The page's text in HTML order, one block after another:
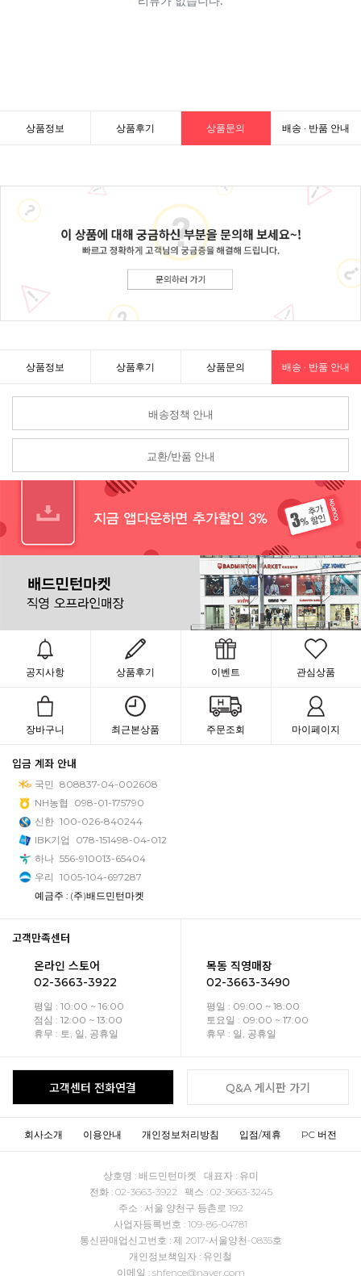
상품정보 상품후기 상품문의 배송 · 반품 안내
상품정보 상품후기 상품문의 배송 · 반품 안내
배송정책 안내
교환/반품 안내
공지사항 상품후기 이벤트 관심상품
장바구니 최근본상품 주문조회 마이페이지
입금 계좌 안내
국민 808837-04-002608
NH농협
098-01-175790
신한 100-026-840244
IBK기업
078-151498-04-012
하나 556-910013-65404
우리 1005-104-697287
예금주 : (주)배드민턴마켓
고객만족센터
온라인 스토어
02-3663-3922
평일 : 10:00 ~ 16:00
점심 : 12:00 ~ 13:00
휴무 : 토, 일, 공휴일
목동 직영매장
02-3663-3490
평일 : 09:00 ~ 18:00
토요일 : 09:00 ~ 17:00
휴무 : 일, 공휴일
고객센터 전화연결 Q&A 게시판 가기
회사소개 이용안내 개인정보처리방침 입점/제휴 PC 버전
상호명 : 배드민턴마켓 대표자 : 유미
전화 : 02-3663-3922 팩스 : 02-3663-3245
주소 : 서울 양천구 등촌로 192
사업자등록번호 : 109-86-04781
통신판매업신고번호 : 제 2017-서울양천-0835호
개인정보책임자 : 유인철
이메일 : shfence@naver.com